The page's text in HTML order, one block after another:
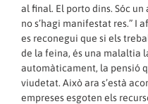
al final. El porto dins. Sóc
no s’hagi manifestat res.” I
es reconegui que si els
de la feina, és una malaltia
automàticament, la pensió
viudetat. Això ara s’està
empreses esgoten els